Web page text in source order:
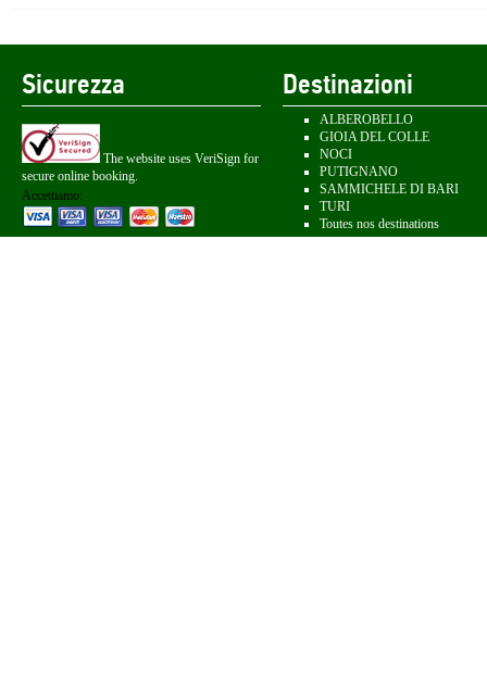
Sicurezza
The website uses VeriSign for
secure online booking.
Accettiamo:
Destinazioni
ALBEROBELLO
GIOIA DEL COLLE
NOCI
PUTIGNANO
SAMMICHELE DI BARI
TURI
Toutes nos destinations